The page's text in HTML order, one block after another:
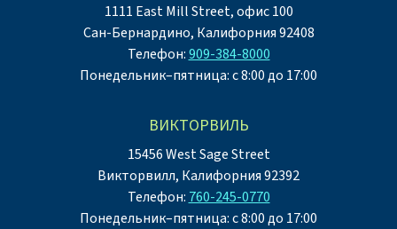
1111 East Mill Street, офис 100
Сан-Бернардино, Калифорния 92408
Телефон:909-384-8000
Понедельник–пятница: с 8:00 до 17:00
ВИКТОРВИЛЬ
15456 West Sage Street
Викторвилл, Калифорния 92392
Телефон: 760-245-0770
Понедельник–пятница: с 8:00 до 17:00